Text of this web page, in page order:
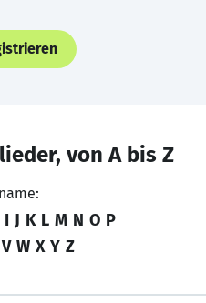
von A bis Z
I J K L M N O P
V W X Y Z